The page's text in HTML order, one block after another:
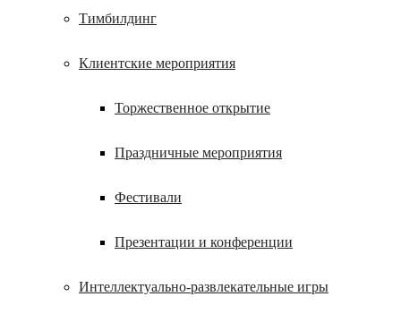
Тимбилдинг
Клиентские мероприятия
Торжественное открытие
Праздничные мероприятия
Фестивали
Презентации и конференции
Интеллектуально-развлекательные игры